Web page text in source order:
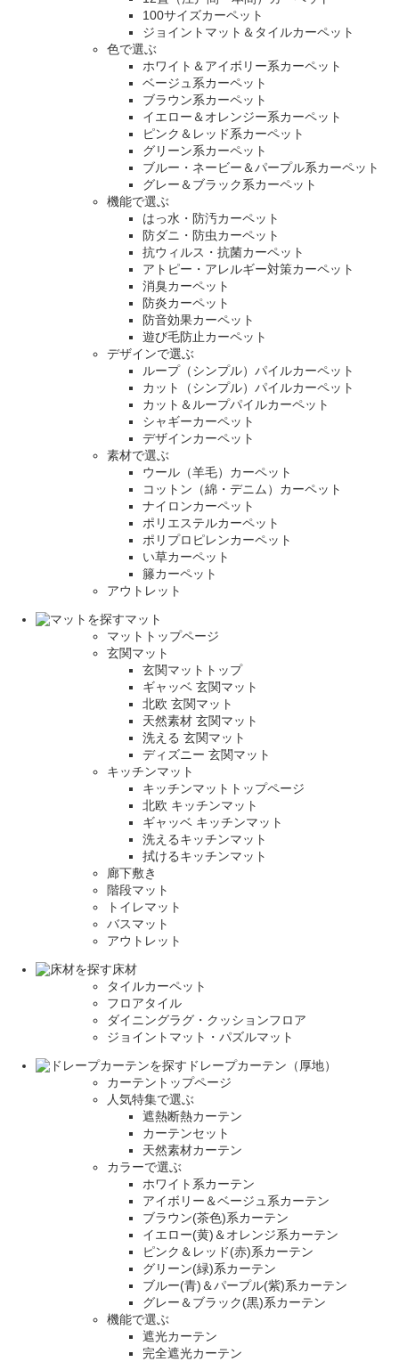
100サイズカーペット
ジョイントマット＆タイルカーペット
色で選ぶ
ホワイト＆アイボリー系カーペット
ベージュ系カーペット
ブラウン系カーペット
イエロー＆オレンジー系カーペット
ピンク＆レッド系カーペット
グリーン系カーペット
ブルー・ネービー＆パープル系カーペット
グレー＆ブラック系カーペット
機能で選ぶ
はっ水・防汚カーペット
防ダニ・防虫カーペット
抗ウィルス・抗菌カーペット
アトピー・アレルギー対策カーペット
消臭カーペット
防炎カーペット
防音効果カーペット
遊び毛防止カーペット
デザインで選ぶ
ループ（シンプル）パイルカーペット
カット（シンプル）パイルカーペット
カット＆ループパイルカーペット
シャギーカーペット
デザインカーペット
素材で選ぶ
ウール（羊毛）カーペット
コットン（綿・デニム）カーペット
ナイロンカーペット
ポリエステルカーペット
ポリプロピレンカーペット
い草カーペット
籐カーペット
アウトレット
マット
マットトップページ
玄関マット
玄関マットトップ
ギャッベ 玄関マット
北欧 玄関マット
天然素材 玄関マット
洗える 玄関マット
ディズニー 玄関マット
キッチンマット
キッチンマットトップページ
北欧 キッチンマット
ギャッベ キッチンマット
洗えるキッチンマット
拭けるキッチンマット
廊下敷き
階段マット
トイレマット
バスマット
アウトレット
床材
タイルカーペット
フロアタイル
ダイニングラグ・クッションフロア
ジョイントマット・パズルマット
ドレープカーテン（厚地）
カーテントップページ
人気特集で選ぶ
遮熱断熱カーテン
カーテンセット
天然素材カーテン
カラーで選ぶ
ホワイト系カーテン
アイボリー＆ベージュ系カーテン
ブラウン(茶色)系カーテン
イエロー(黄)＆オレンジ系カーテン
ピンク＆レッド(赤)系カーテン
グリーン(緑)系カーテン
ブルー(青)＆パープル(紫)系カーテン
グレー＆ブラック(黒)系カーテン
機能で選ぶ
遮光カーテン
完全遮光カーテン